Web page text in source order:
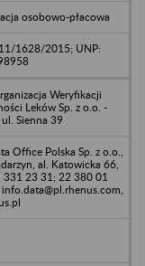
osobowo-płacowa
1628/2015; UNP:
Weryfikacji
Leków Sp. z o.o. -
Sienna 39
Office Polska Sp. z o.o.,
al. Katowicka 66,
331 23 31; 22 380 01